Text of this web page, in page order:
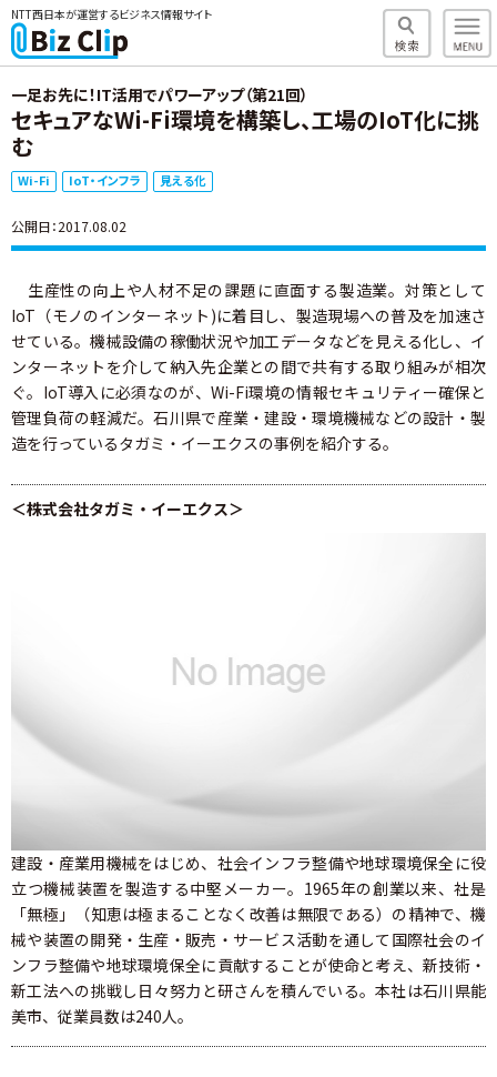
NTT西日本が運営するビジネス情報サイト
一足お先に！IT活用でパワーアップ（第21回）
セキュアなWi-Fi環境を構築し、工場のIoT化に挑
む
Wi-Fi IoT・インフラ 見える化
公開日：2017.08.02
生産性の向上や人材不足の課題に直面する製造業。対策として
IoT（モノのインターネット)に着目し、製造現場への普及を加速さ
せている。機械設備の稼働状況や加工データなどを見える化し、イ
ンターネットを介して納入先企業との間で共有する取り組みが相次
ぐ。IoT導入に必須なのが、Wi-Fi環境の情報セキュリティー確保と
管理負荷の軽減だ。石川県で産業・建設・環境機械などの設計・製
造を行っているタガミ・イーエクスの事例を紹介する。
＜株式会社タガミ・イーエクス＞
建設・産業用機械をはじめ、社会インフラ整備や地球環境保全に役
立つ機械装置を製造する中堅メーカー。1965年の創業以来、社是
「無極」（知恵は極まることなく改善は無限である）の精神で、機
械や装置の開発・生産・販売・サービス活動を通して国際社会のイ
ンフラ整備や地球環境保全に貢献することが使命と考え、新技術・
新工法への挑戦し日々努力と研さんを積んでいる。本社は石川県能
美市、従業員数は240人。